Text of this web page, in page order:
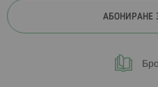
АБОНИРАНЕ